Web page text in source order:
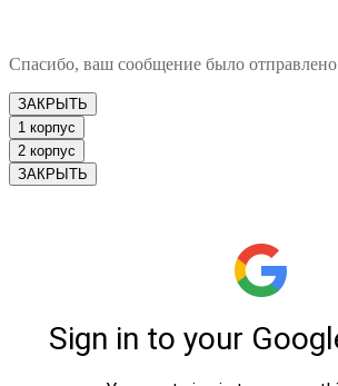
Спасибо, ваш сообщение было отправлено
ЗАКРЫТЬ
1 корпус
2 корпус
ЗАКРЫТЬ